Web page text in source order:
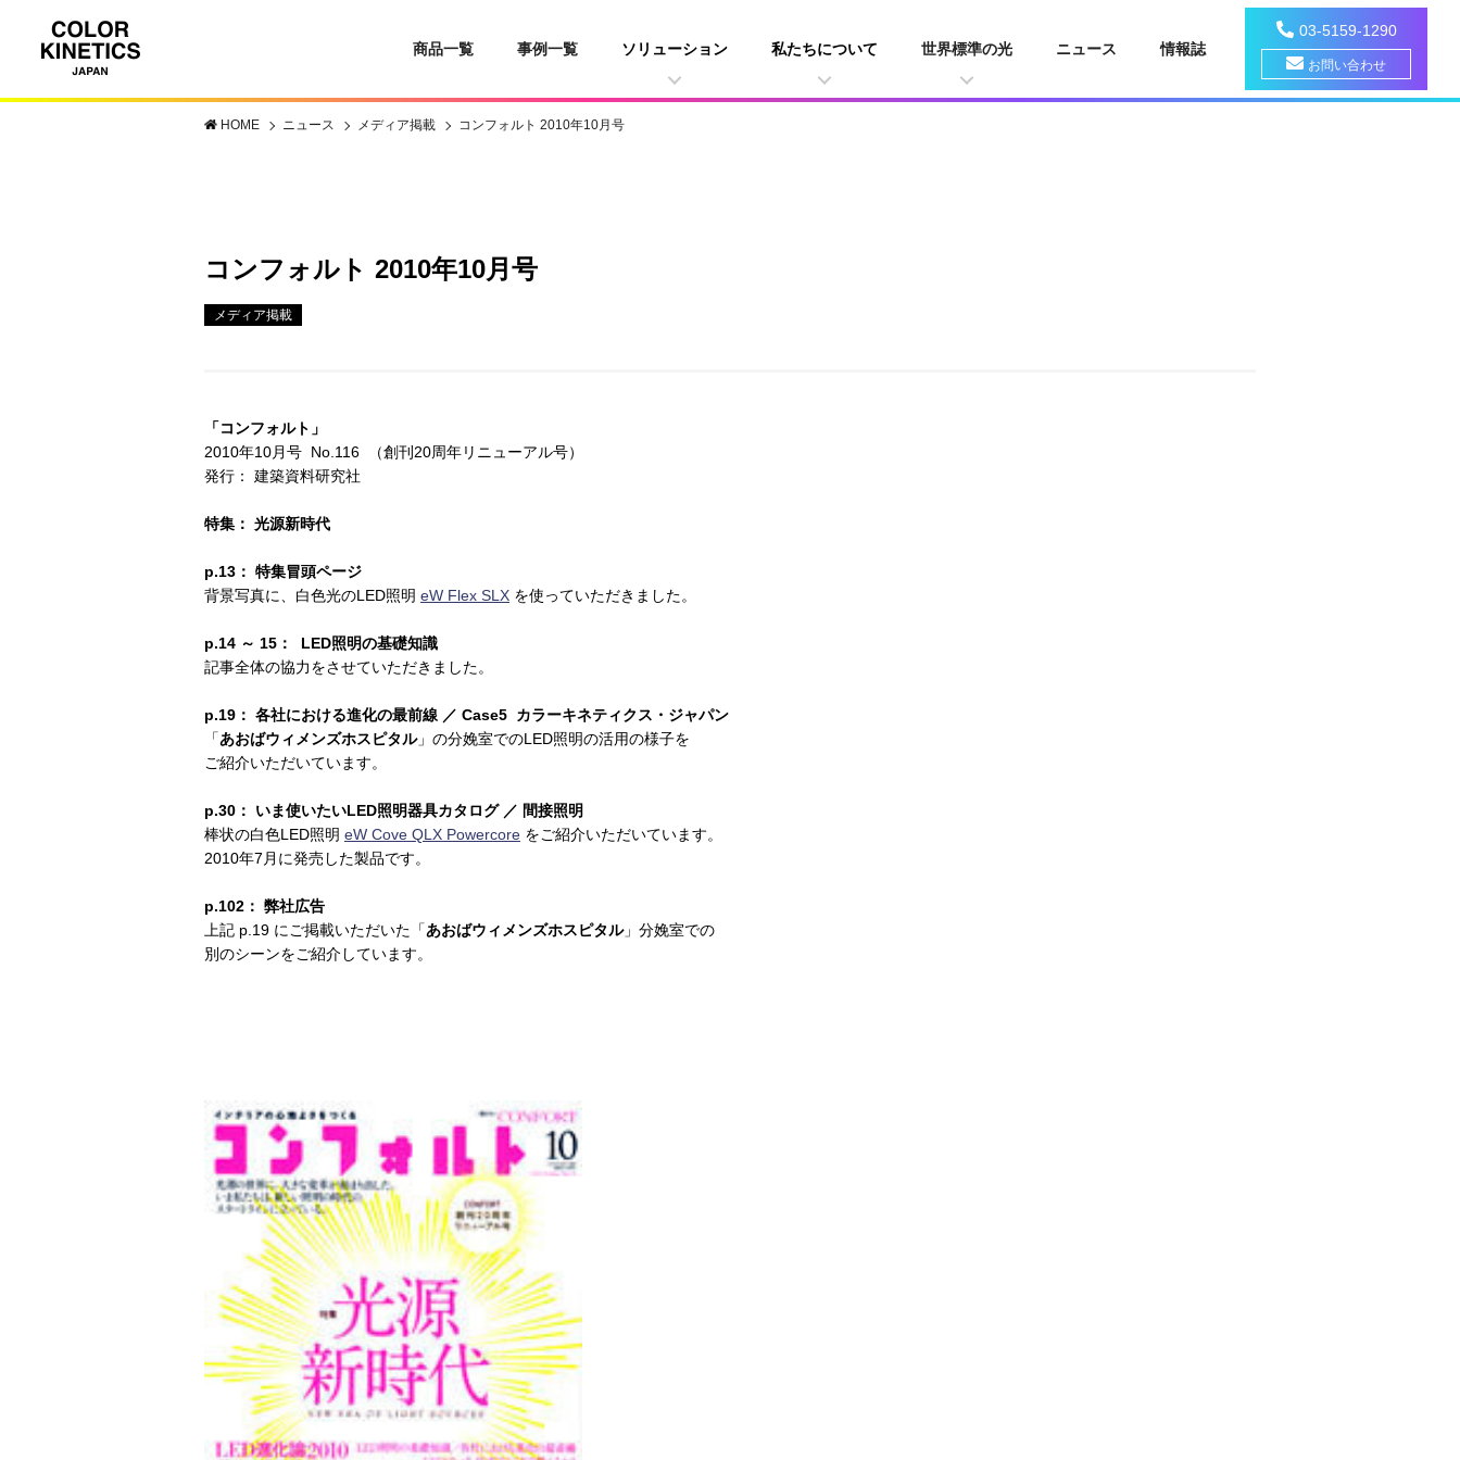
商品一覧 事例一覧 ソリューション 私たちについて 世界標準の光 ニュース 情報誌
03-5159-1290
お問い合わせ
HOME ニュース メディア掲載 コンフォルト 2010年10月号
コンフォルト 2010年10月号
メディア掲載
「コンフォルト」
2010年10月号 No.116 （創刊20周年リニューアル号）
発行： 建築資料研究社
特集： 光源新時代
p.13： 特集冒頭ページ
背景写真に、白色光のLED照明 eW Flex SLX を使っていただきました。
p.14 ～ 15： LED照明の基礎知識
記事全体の協力をさせていただきました。
p.19： 各社における進化の最前線 ／ Case5 カラーキネティクス・ジャパン
「あおばウィメンズホスピタル」の分娩室でのLED照明の活用の様子を
ご紹介いただいています。
p.30： いま使いたいLED照明器具カタログ ／ 間接照明
棒状の白色LED照明 eW Cove QLX Powercore をご紹介いただいています。
2010年7月に発売した製品です。
p.102： 弊社広告
上記 p.19 にご掲載いただいた「あおばウィメンズホスピタル」分娩室での
別のシーンをご紹介しています。